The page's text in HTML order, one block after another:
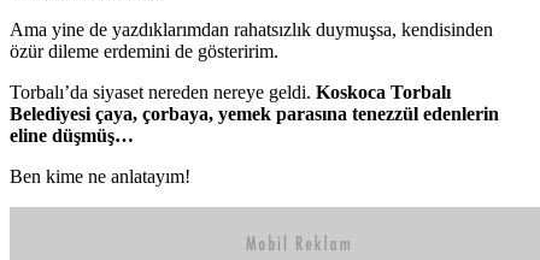
Ama yine de yazdıklarımdan rahatsızlık duymuşsa, kendisinden
özür dileme erdemini de gösteririm.
Torbalı’da siyaset nereden nereye geldi. Koskoca Torbalı
Belediyesi çaya, çorbaya, yemek parasına tenezzül edenlerin
eline düşmüş…
Ben kime ne anlatayım!